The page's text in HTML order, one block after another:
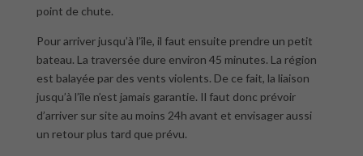
point de chute.
Pour arriver jusqu’à l’île, il faut ensuite prendre un petit
bateau. La traversée dure environ 45 minutes. La région
est balayée par des vents violents. De ce fait, la liaison
jusqu’à l’île n’est jamais garantie. Il faut donc prévoir
d’arriver sur site au moins 24h avant et envisager aussi
un retour plus tard que prévu.